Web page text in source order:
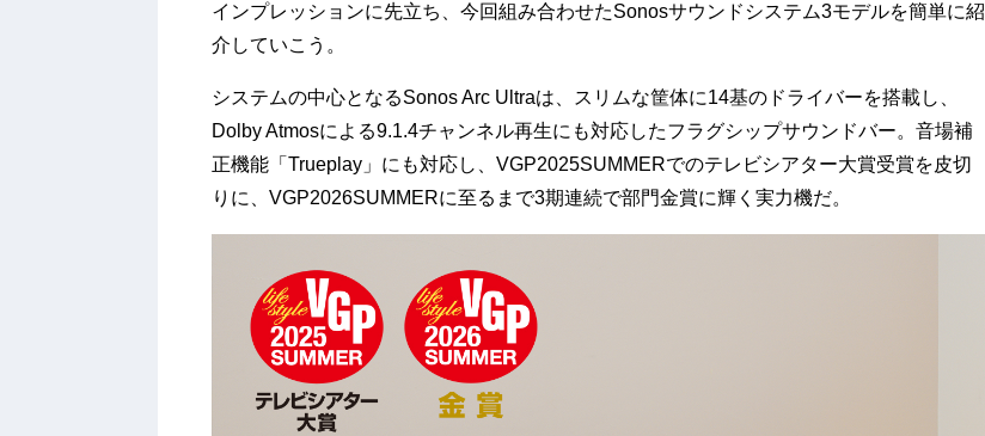
インプレッションに先立ち、今回組み合わせたSonosサウンドシステム3モデルを簡単に紹
介していこう。
システムの中心となるSonos Arc Ultraは、スリムな筐体に14基のドライバーを搭載し、
Dolby Atmosによる9.1.4チャンネル再生にも対応したフラグシップサウンドバー。音場補
正機能「Trueplay」にも対応し、VGP2025SUMMERでのテレビシアター大賞受賞を皮切
りに、VGP2026SUMMERに至るまで3期連続で部門金賞に輝く実力機だ。